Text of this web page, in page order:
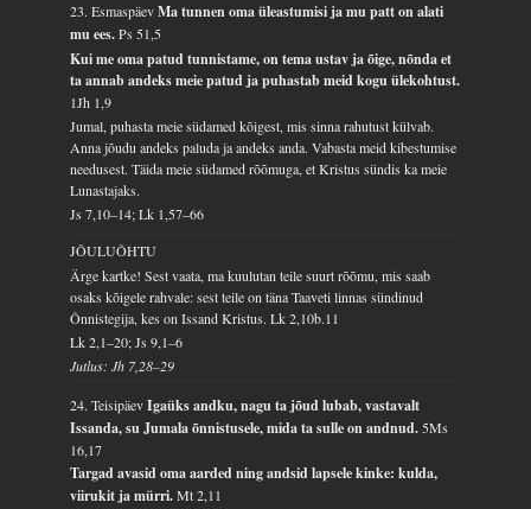
23. EsmaspäevMa tunnen oma üleastumisi ja mu patt on alati
mu ees.Ps 51,5
Kui me oma patud tunnistame, on tema ustav ja õige, nõnda et
ta annab andeks meie patud ja puhastab meid kogu ülekohtust.
1Jh 1,9
Jumal, puhasta meie südamed kõigest, mis sinna rahutust külvab.
Anna jõudu andeks paluda ja andeks anda. Vabasta meid kibestumise
needusest. Täida meie südamed rõõmuga, et Kristus sündis ka meie
Lunastajaks.
Js 7,10–14; Lk 1,57–66
JÕULUÕHTU
Ärge kartke! Sest vaata, ma kuulutan teile suurt rõõmu, mis saab
osaks kõigele rahvale: sest teile on täna Taaveti linnas sündinud
Õnnistegija, kes on Issand Kristus.Lk 2,10b.11
Lk 2,1–20; Js 9,1–6
Jutlus: Jh 7,28–29
24. TeisipäevIgaüks andku, nagu ta jõud lubab, vastavalt
Issanda, su Jumala õnnistusele, mida ta sulle on andnud.5Ms
16,17
Targad avasid oma aarded ning andsid lapsele kinke: kulda,
viirukit ja mürri.Mt 2,11